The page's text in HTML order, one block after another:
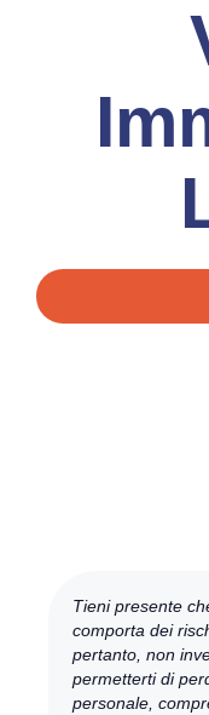
Tieni presente
comporta dei
pertanto, non
permetterti di
personale,